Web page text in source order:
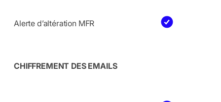
Alerte d’altération MFR
CHIFFREMENT DES EMAILS